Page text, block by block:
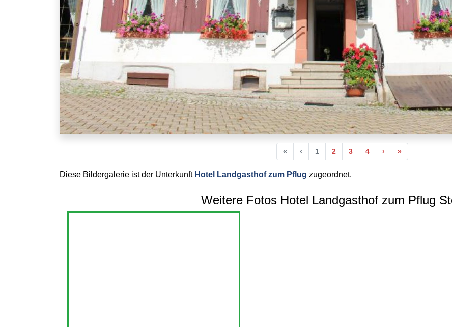
«Anfang
‹Vorherige
1 2 3 4 ›Nächste
»Ende
Diese Bildergalerie ist der Unterkunft Hotel Landgasthof zum Pflug zugeordnet.
Weitere Fotos Hotel Landgasthof zum Pflug